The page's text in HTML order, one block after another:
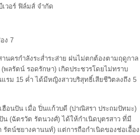
วอร์ ฟิล์มส์ จำกัด
ง 7
รกำลังระส่ำระส่าย ฝนไม่ตกต้องตามฤดูกาล
พลรัตน์ รอดรักษา) เกิดประชวรโดยไม่ทราบ
รม 15 ค่ำ ได้มีหญิงสาวบริสุทธิ์เสียชีวิตลงถึง 5
ปัน เมื่อ ปิ่นแก้วบดี (ปาณิสรา ประถมปัทมะ)
(ฉัตรวัต รัตนวงศ์) ได้ให้กำเนิดบุตรสาว ที่มี
รัตน์ชยางคานนท์) แต่การถือกำเนิดของช่อเอื้อง